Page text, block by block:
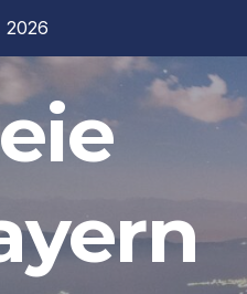
2026